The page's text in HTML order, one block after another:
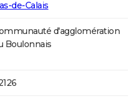
de-Calais
d'agglomération
Boulonnais